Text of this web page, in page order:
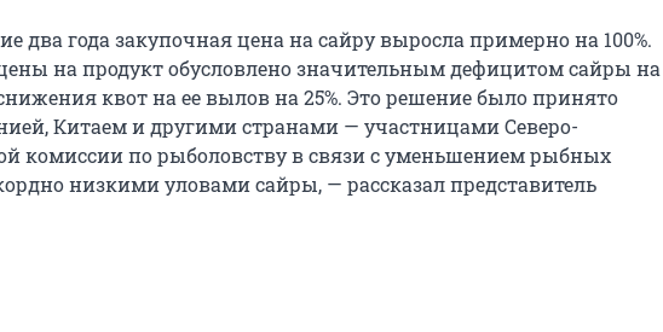
два года закупочная цена на сайру выросла примерно на 100%.
на продукт обусловлено значительным дефицитом сайры на
квот на ее вылов на 25%. Это решение было принято
Китаем и другими странами — участницами Северо-
комиссии по рыболовству в связи с уменьшением рыбных
низкими уловами сайры, — рассказал представитель